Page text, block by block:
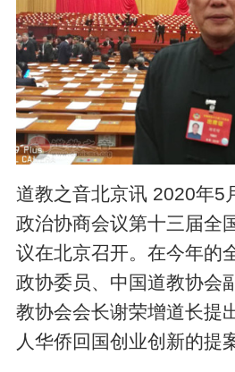
道教之音北京讯 2020年5
政治协商会议第十三届全
议在北京召开。在今年的
政协委员、中国道教协会
教协会会长谢荣增道长提
人华侨回国创业创新的提